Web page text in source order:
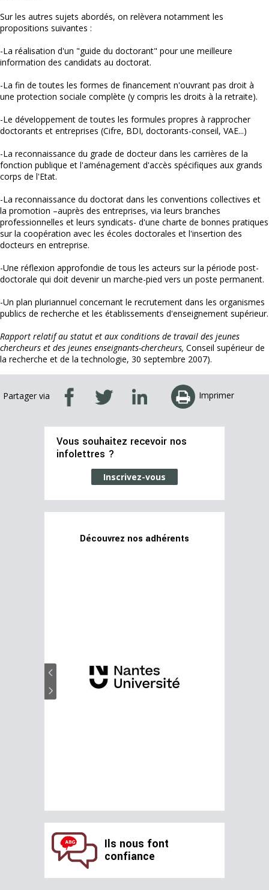
Sur les autres sujets abordés, on relèvera notamment les
propositions suivantes :
-La réalisation d'un "guide du doctorant" pour une meilleure
information des candidats au doctorat.
-La fin de toutes les formes de financement n'ouvrant pas droit à
une protection sociale complète (y compris les droits à la retraite).
-Le développement de toutes les formules propres à rapprocher
doctorants et entreprises (Cifre, BDI, doctorants-conseil, VAE...)
-La reconnaissance du grade de docteur dans les carrières de la
fonction publique et l'aménagement d'accès spécifiques aux grands
corps de l'Etat.
-La reconnaissance du doctorat dans les conventions collectives et
la promotion –auprès des entreprises, via leurs branches
professionnelles et leurs syndicats- d'une charte de bonnes pratiques
sur la coopération avec les écoles doctorales et l'insertion des
docteurs en entreprise.
-Une réflexion approfondie de tous les acteurs sur la période post-
doctorale qui doit devenir un marche-pied vers un poste permanent.
-Un plan pluriannuel concernant le recrutement dans les organismes
publics de recherche et les établissements d'enseignement supérieur.
Rapport relatif au statut et aux conditions de travail des jeunes
chercheurs et des jeunes enseignants-chercheurs, Conseil supérieur de
la recherche et de la technologie, 30 septembre 2007).
Partager via Imprimer
Vous souhaitez recevoir nos
infolettres ?
Inscrivez-vous
Découvrez nos adhérents
Ils nous font
confiance